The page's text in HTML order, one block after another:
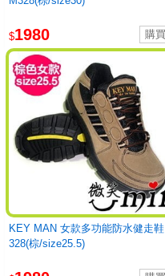
$1980
KEY MAN 女款多功能防水健走鞋
328(棕/size25.5)